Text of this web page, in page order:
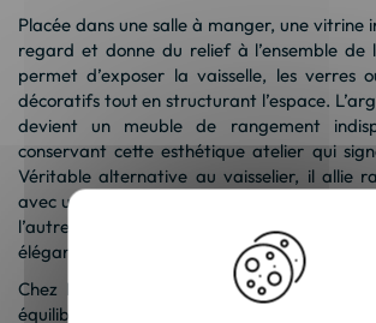
Placée dans une salle à manger, une vitrine
regard et donne du relief à l’ensemble de
permet d’exposer la vaisselle, les verres
décoratifs tout en structurant l’espace.
devient un meuble de rangement
conservant cette esthétique atelier qui
Véritable alternative au vaisselier, il allie
avec une présence forte et élégante dans la
l’autre contribuent à créer une
élégante, où chaque détail compte.
Chez Meuble House, ces pièces sont
équilibre entre tendance et fonctionnalité.